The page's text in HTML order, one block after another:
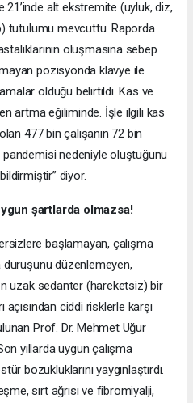
alt ekstremite (uyluk, diz,
tutulumu mevcuttu. Raporda
oluşmasına sebep
pozisyonda klavye ile
olduğu belirtildi. Kas ve
artma eğiliminde. İşle ilgili kas
477 bin çalışanın 72 bin
nedeniyle oluştuğunu
diyor.
şartlarda olmazsa!
başlamayan, çalışma
duruşunu düzenlemeyen,
uzak sedanter (hareketsiz) bir
ciddi risklerle karşı
Prof. Dr. Mehmet Uğur
yıllarda uygun çalışma
bozukluklarını yaygınlaştırdı.
sırt ağrısı ve fibromiyalji,